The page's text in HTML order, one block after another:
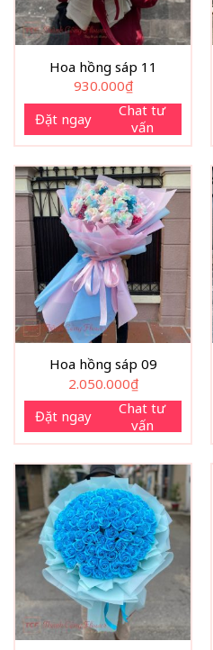
Hoa hồng sáp 11
930.000₫
Đặt ngay
Chat tư
vấn
Hoa hồng sáp 09
2.050.000₫
Đặt ngay
Chat tư
vấn